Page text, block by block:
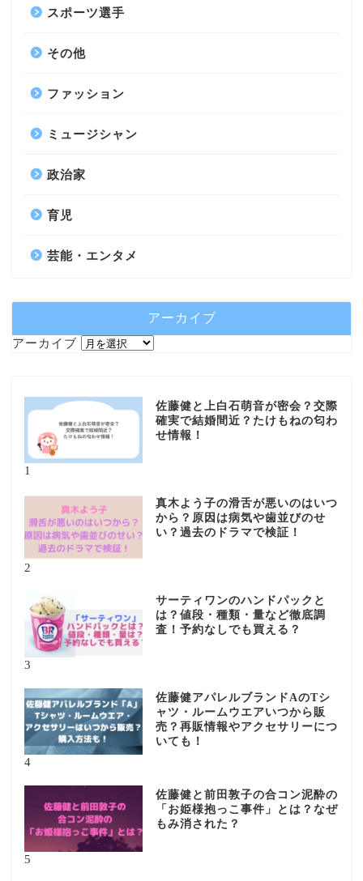
スポーツ選手
その他
ファッション
ミュージシャン
政治家
育児
芸能・エンタメ
アーカイブ
アーカイブ
1
佐藤健と上白石萌音が密会？交際
確実で結婚間近？たけもねの匂わ
せ情報！
2
真木よう子の滑舌が悪いのはいつ
から？原因は病気や歯並びのせ
い？過去のドラマで検証！
3
サーティワンのハンドパックと
は？値段・種類・量など徹底調
査！予約なしでも買える？
4
佐藤健アパレルブランドAのTシ
ャツ・ルームウエアいつから販
売？再販情報やアクセサリーにつ
いても！
5
佐藤健と前田敦子の合コン泥酔の
「お姫様抱っこ事件」とは？なぜ
もみ消された？